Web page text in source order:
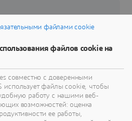
Dassault Systèmes
в технологический
компаниям и людям
для совместной работы и
Создавая виртуальные
с помощью платформы
EXPERIENCE, наши клиенты
файлами cookie
файлов cookie на
совместно с доверенными
использует файлы cookie, чтобы
работу с нашими веб-
возможностей: оценка
ее работы,